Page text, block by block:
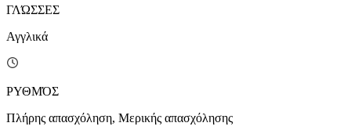
ΓΛΏΣΣΕΣ
Αγγλικά
ΡΥΘΜΌΣ
Πλήρης απασχόληση, Μερικής απασχόλησης